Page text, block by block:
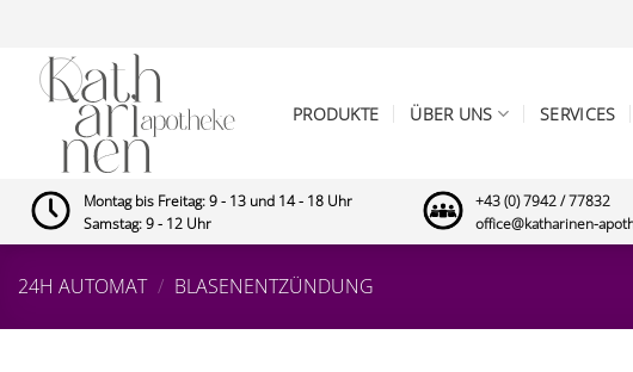
springen
PRODUKTE ÜBER UNS SERVICES
Montag bis Freitag: 9 - 13 und 14 - 18 Uhr
Samstag: 9 - 12 Uhr
+43 (0) 7942 / 77832
office@katharinen-
24H AUTOMAT / BLASENENTZÜNDUNG